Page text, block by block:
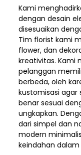
Kami
dengan desain
disesuaikan
Tim florist kami
flower, dan
kreativitas. Kami
pelanggan
berbeda, oleh
kustomisasi
benar sesuai
ungkapkan.
dari simpel dan
modern
keindahan